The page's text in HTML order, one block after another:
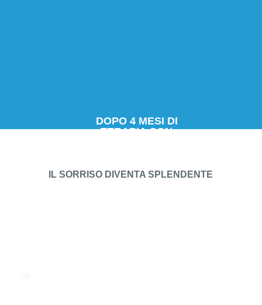
DOPO 4 MESI DI
TERAPIA CON
IL SORRISO DIVENTA SPLENDENTE